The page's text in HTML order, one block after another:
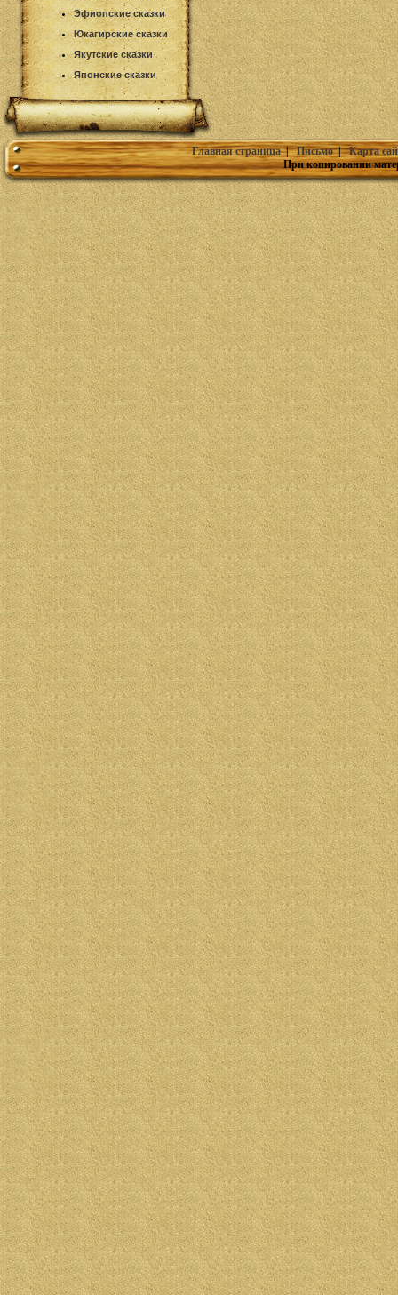
Эфиопские сказки
Юкагирские сказки
Якутские сказки
Японские сказки
Главная страница|Письмо|Карта
При копировании